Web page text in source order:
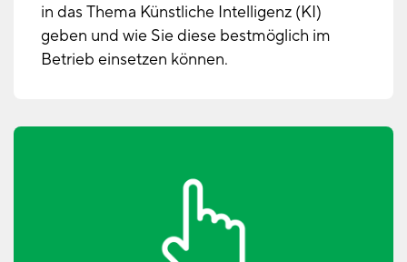
in das Thema Künstliche Intelligenz (KI)
geben und wie Sie diese bestmöglich im
Betrieb einsetzen können.